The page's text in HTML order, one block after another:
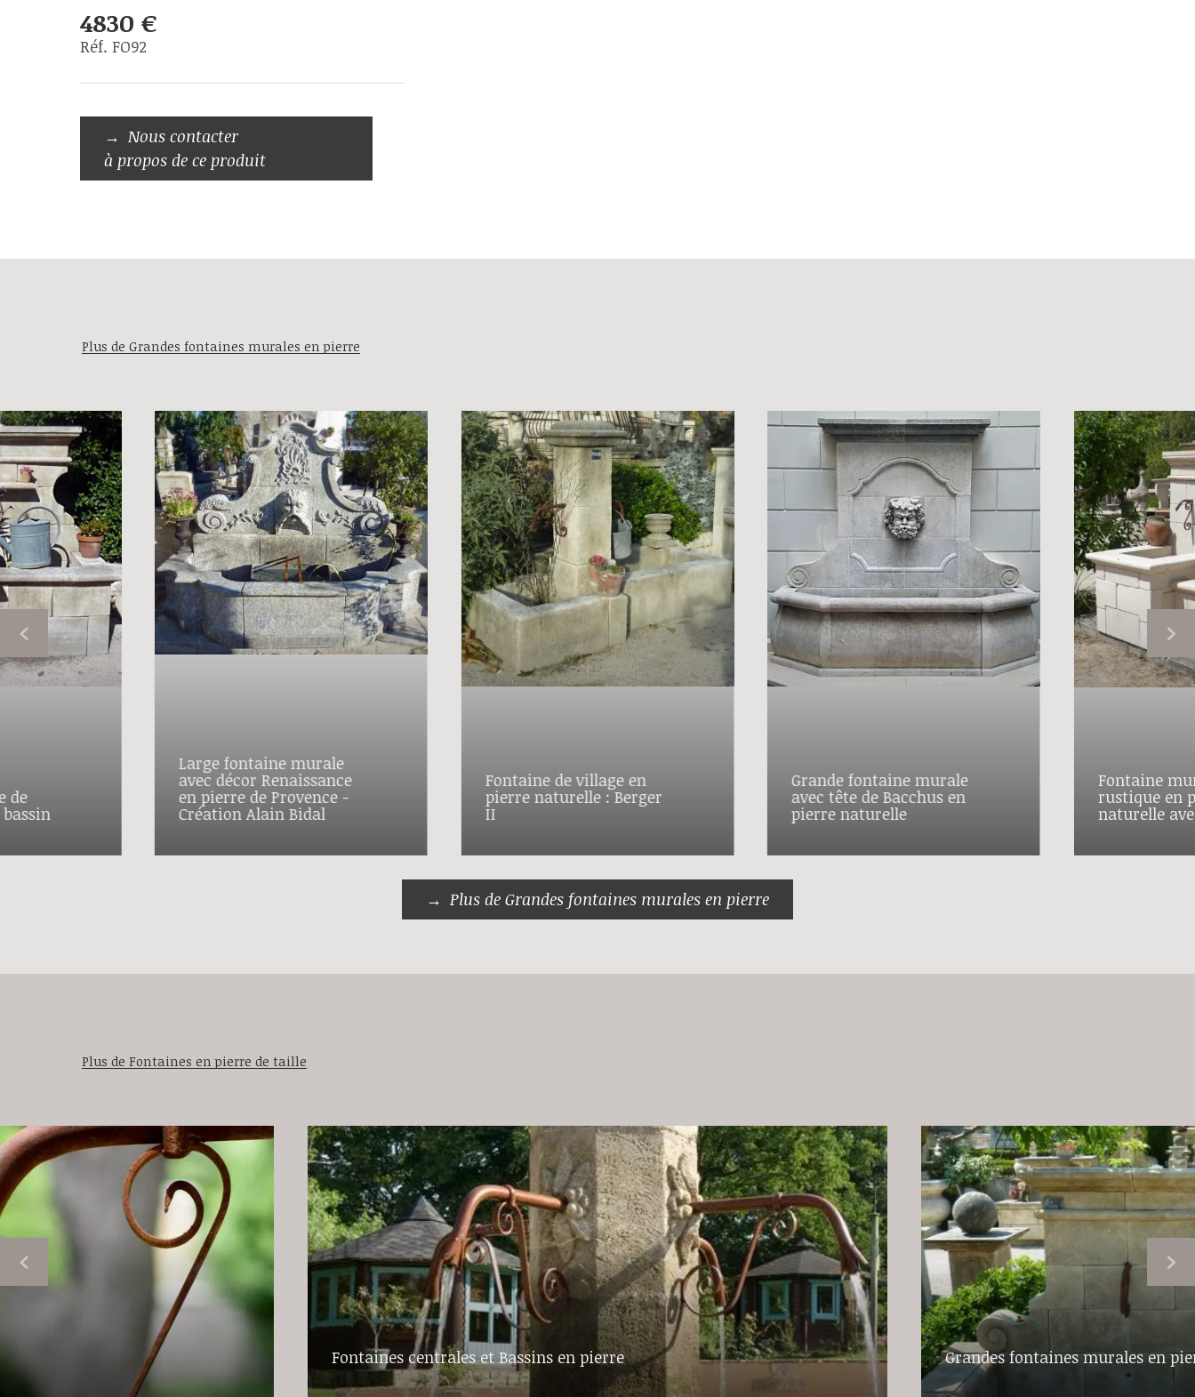
4830 €
Réf. FO92
Nous contacter
à propos de ce produit
Plus de Grandes fontaines murales en pierre
Fontaine de village en
pierre naturelle : Berger
II
Grande fontaine murale
avec tête de Bacchus en
pierre naturelle
Fontaine
rustique en
naturelle
de
Large fontaine murale
avec décor Renaissance
en pierre de Provence -
Création Alain Bidal
Plus de Grandes fontaines murales en pierre
Plus de Fontaines en pierre de taille
Fontaines centrales et Bassins en pierre Grandes fontaines murales en